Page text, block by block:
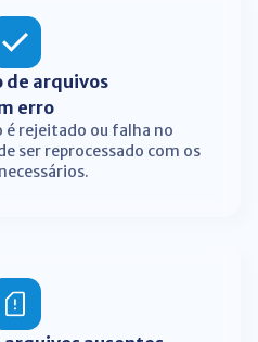
de arquivos
erro
é rejeitado ou falha no
ser reprocessado com os